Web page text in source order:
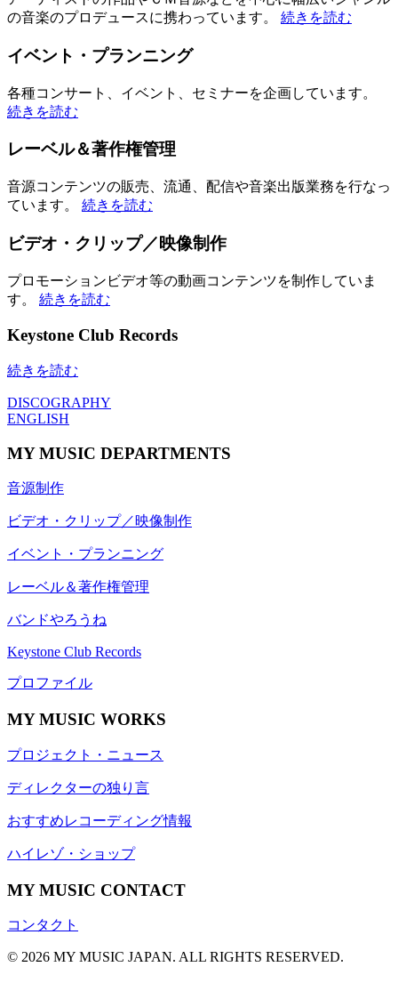
の音楽のプロデュースに携わっています。 続きを読む
イベント・プランニング
各種コンサート、イベント、セミナーを企画しています。
続きを読む
レーベル＆著作権管理
音源コンテンツの販売、流通、配信や音楽出版業務を行なっ
ています。 続きを読む
ビデオ・クリップ／映像制作
プロモーションビデオ等の動画コンテンツを制作していま
す。 続きを読む
Keystone Club Records
続きを読む
DISCOGRAPHY
ENGLISH
MY MUSIC DEPARTMENTS
音源制作
ビデオ・クリップ／映像制作
イベント・プランニング
レーベル＆著作権管理
バンドやろうね
Keystone Club Records
プロファイル
MY MUSIC WORKS
プロジェクト・ニュース
ディレクターの独り言
おすすめレコーディング情報
ハイレゾ・ショップ
MY MUSIC CONTACT
コンタクト
© 2026 MY MUSIC JAPAN. ALL RIGHTS RESERVED.